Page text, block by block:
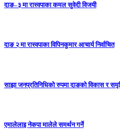
दाङ–३ मा रास्वपाका कमल सुवेदी विजयी
दाङ २ मा रास्वपाका विपिनकुमार आचार्य निर्वाचित
साझा जनप्रतिनिधिको रुपमा दाङको विकास र
एमालेलाइ नेकपा मालेले समर्थन गर्ने